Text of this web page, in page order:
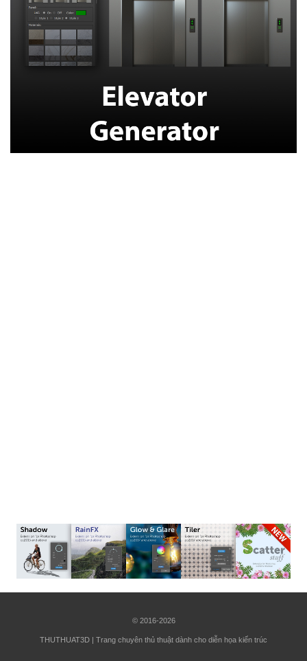
© 2016-2026
THUTHUAT3D | Trang chuyên thủ thuật dành cho diễn họa kiến trúc